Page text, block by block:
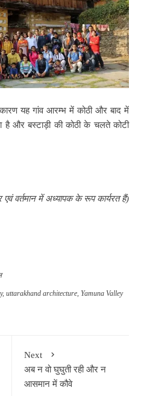
यह गांव आरम्भ में कोठी और बाद में
है और बस्टाड़ी की कोठी के चलते कोटी
वर्तमान में अध्यापक के रूप कार्यरत हैं)
, uttarakhand architecture, Yamuna Valley
Next
अब न वो घुघुती रही और न
आसमान में कौवे